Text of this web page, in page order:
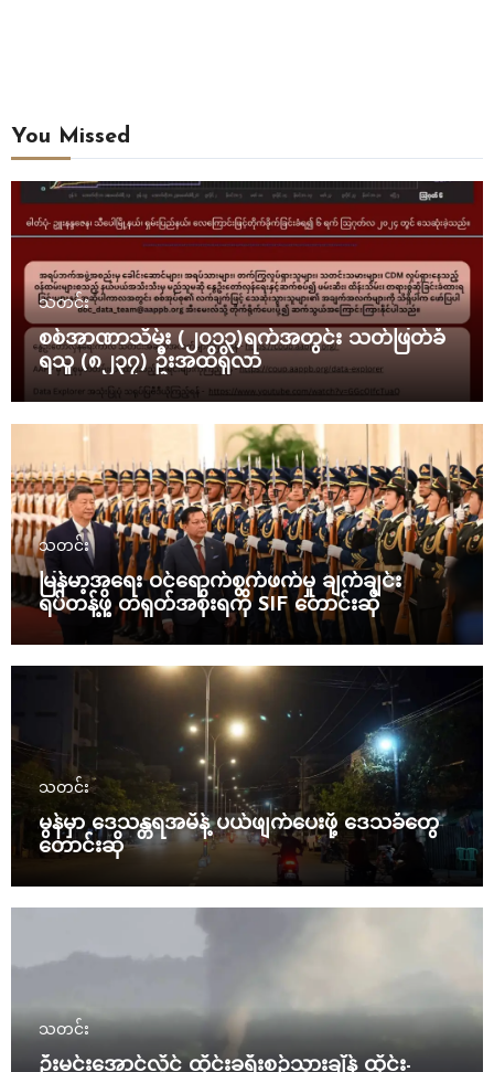
You Missed
သတင်း
စစ်အာဏာသိမ်း (၂၀၁၃)ရက်အတွင်း သတ်ဖြတ်ခံ
ရသူ (၈၂၃၇) ဦးအထိရှိလာ
သတင်း
မြန်မာ့အရေး ဝင်ရောက်စွက်ဖက်မှု ချက်ချင်း
ရပ်တန့်ဖို့ တရုတ်အစိုးရကို SIF တောင်းဆို
သတင်း
မွန်မှာ ဒေသန္တရအမိန့် ပယ်ဖျက်ပေးဖို့ ဒေသခံတွေ
တောင်းဆို
သတင်း
ဦးမင်းအောင်လှိုင် ထိုင်းခရီးစဉ်သွားချိန် ထိုင်း-